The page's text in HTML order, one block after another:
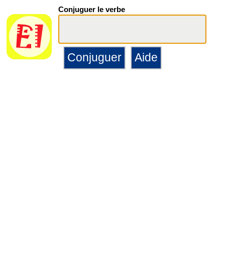
Conjuguer le verbe